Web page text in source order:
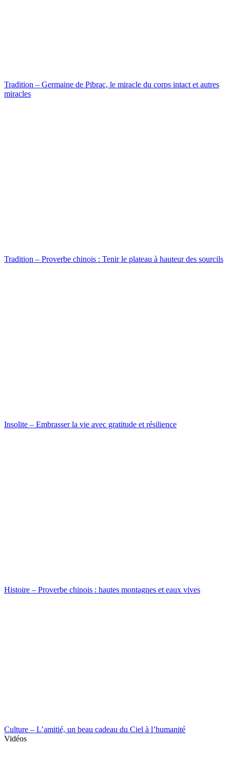
Tradition – Germaine de Pibrac, le miracle du corps intact et autres
miracles
Tradition – Proverbe chinois : Tenir le plateau à hauteur des sourcils
Insolite – Embrasser la vie avec gratitude et résilience
Histoire – Proverbe chinois : hautes montagnes et eaux vives
Culture – L’amitié, un beau cadeau du Ciel à l’humanité
Vidéos